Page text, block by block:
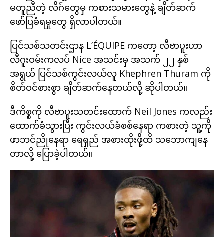
မတူညီတဲ့ လိဂ်တွေမှ ကစားသမားတွေနဲ့ ချိတ်ဆက်
ဖော်ပြခံရမှုတွေ ရှိလာပါတယ်။
ပြင်သစ်သတင်းဌာန L’ÉQUIPE ကတော့ လီဗာပူးဟာ
လီဂူးဝမ်းကလပ် Nice အသင်းမှ အသက် ၂၂ နှစ်
အရွယ် ပြင်သစ်ကွင်းလယ်လူ Khephren Thuram ကို
စိတ်ဝင်စားစွာ ချိတ်ဆက်နေတယ်လို့ ဆိုပါတယ်။
ဒီကိစ္စကို လီဗာပူးသတင်းထောက် Neil Jones ကလည်း
ထောက်ခံသွားပြီး ကွင်းလယ်ခံစစ်နေရာ ကစားတဲ့ သူ့ကို
ဖာဘင်ညိုနေရာ ရေရှည် အစားထိုးဖို့ထိ သဘောကျနေ
တာလို့ ပြောခဲ့ပါတယ်။